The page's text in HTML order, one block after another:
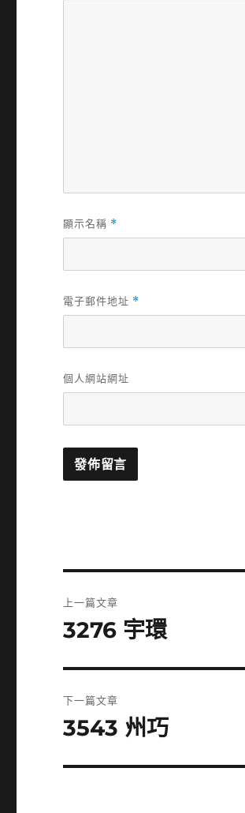
顯示名稱 *
電子郵件地址 *
個人網站網址
章
上一篇文章
上
篇
文
3276 宇環
下一篇文章
下
篇
3543 州巧